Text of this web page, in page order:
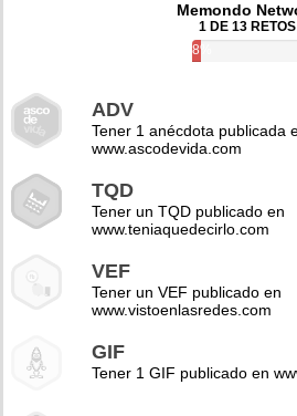
Memondo
1 DE 13 RETOS
8%
ADV
Tener 1 anécdota publicada
www.ascodevida.com
TQD
Tener un TQD publicado en
www.teniaquedecirlo.com
VEF
Tener un VEF publicado en
www.vistoenlasredes.com
GIF
Tener 1 GIF publicado en